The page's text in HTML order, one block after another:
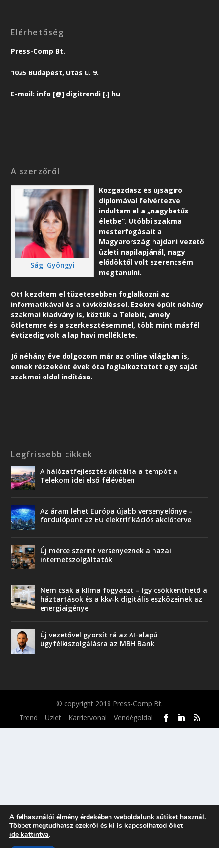
Elérhetőség
Press-Comp Bt.
1025 Budapest, Utas u. 9.
E-mail: info [@] digitrendi [.] hu
A szerzőről
Sági Gyöngyi
Közgazdász és újságíró
diplomával felvértezve
indultam el a „nagybetűs
életbe”. Utóbbi szakma
mesterfogásait a
Magyarország hajdani vezető
üzleti napilapjánál, nagy
elődöktől volt szerencsém
megtanulni.
Ott kezdtem el tüzetesebben foglalkozni az
informatikával és a távközléssel. Ezekre épült néhány
szakmai kiadvány is, köztük a Telebit, amely
ötletemre és a szerkesztésemmel, több mint másfél
évtizedig volt a lap havi melléklete.
Jó néhány éve dolgozom már az online világban is,
ennek részeként évek óta foglalkoztatott egy saját
szakmai oldal indítása.
Legfrissebb cikkek
A hálózatfejlesztés diktálta a tempót a
Telekom idei első félévében
Az áram lehet Európa újabb versenyelőnye –
fordulópont az EU elektrifikációs akcióterve
Új mérce szerint versenyeznek a hazai
internetszolgáltatók
Nem csak a klíma fogyaszt – így csökkenthető a
háztartások és a kkv-k digitális eszközeinek az
energiaigénye
Új vezetővel gyorsít rá az AI-alapú
ügyfélkiszolgálásra az MBH Bank
© copyright 2018 Press-Comp Bt.
Trend
Üzlet Karriervonal Vendégoldal
A felhasználói élmény érdekében weboldalunk sütiket használ.
Többet megtudhatsz ezekről és ki is kapcsolhatod őket
ide kattintva.